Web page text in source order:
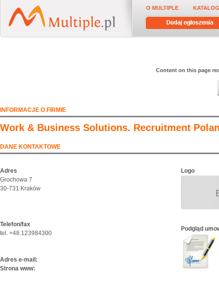
O MULTIPLE
Content on this page
INFORMACJE O FIRMIE
Work & Business Solutions. Recruitment
DANE KONTAKTOWE
Adres
Grochowa 7
30-731 Kraków
Logo
Telefon/fax
tel. +48.123984300
Adres e-mail:
Strona www:
Podgląd